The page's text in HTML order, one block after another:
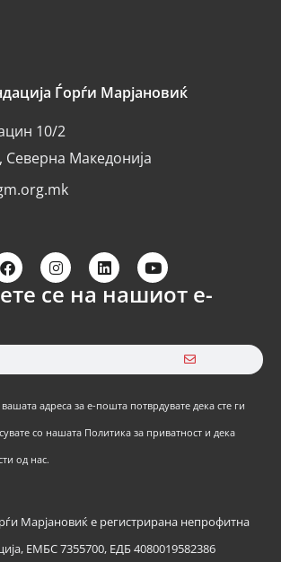
Ѓорѓи Марјановиќ
10/2
Северна Македонија
се на нашиот е-
адреса за е-пошта потврдувате дека сте ги
со нашата Политика за приватност и дека
од нас.
Марјановиќ е регистрирана непрофитна
ЕМБС 7355700, ЕДБ 4080019582386